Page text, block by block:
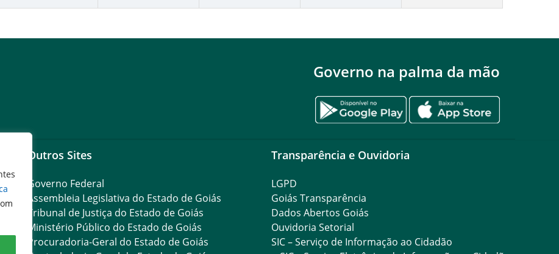
Governo na palma da mão
Outros Sites
Governo Federal
Assembleia Legislativa do Estado de Goiás
Tribunal de Justiça do Estado de Goiás
Ministério Público do Estado de Goiás
Procuradoria-Geral do Estado de Goiás
Transparência e Ouvidoria
LGPD
Goiás Transparência
Dados Abertos Goiás
Ouvidoria Setorial
SIC – Serviço de Informação ao Cidadão